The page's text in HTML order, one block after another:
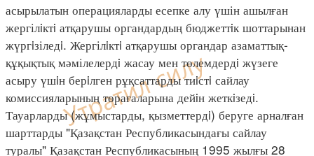
асырылатын операцияларды есепке алу үшін ашылған
жергілiктi атқарушы органдардың бюджеттiк шоттарынан
жүргiзіледi. Жергілiктi атқарушы органдар азаматтық-
құқықтық мәмілелердi жасау мен төлемдердi жүзеге
асыру үшiн берiлген рұқсаттарды тиiстi сайлау
комиссияларының төрағаларына дейiн жеткiзедi.
Тауарларды (жұмыстарды, қызметтердi) беруге арналған
шарттарды "Қазақстан Республикасындағы сайлау
туралы" Қазақстан Республикасының 1995 жылғы 28